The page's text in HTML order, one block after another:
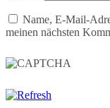
Name, E-Mail-
meinen nächsten